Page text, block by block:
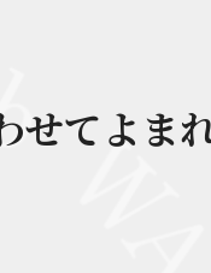
せてよま